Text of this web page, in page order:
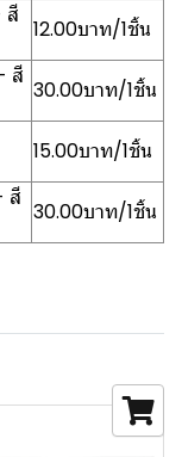
สี
12.00บาท/1ชิ้น
สี
30.00บาท/1ชิ้น
15.00บาท/1ชิ้น
สี
30.00บาท/1ชิ้น